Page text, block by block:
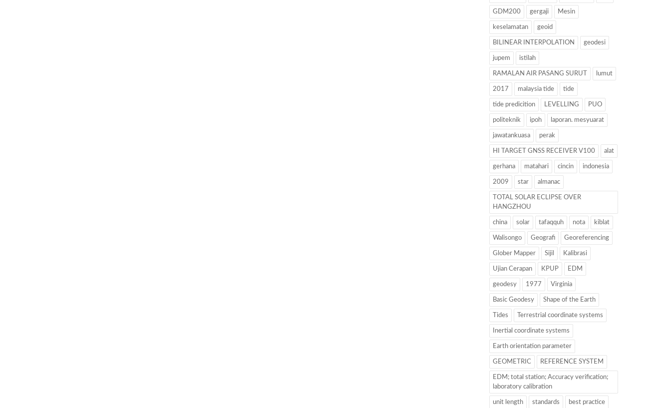
GDM200 gergaji Mesin
keselamatan geoid
BILINEAR INTERPOLATION geodesi
jupem istilah
RAMALAN AIR PASANG SURUT lumut
2017 malaysia tide tide
tide predicition LEVELLING PUO
politeknik ipoh laporan. mesyuarat
jawatankuasa perak
HI TARGET GNSS RECEIVER V100 alat
gerhana matahari cincin indonesia
2009 star almanac
TOTAL SOLAR ECLIPSE OVER
HANGZHOU
china solar tafaqquh nota kiblat
Walisongo Geografi Georeferencing
Glober Mapper Sijil Kalibrasi
Ujian Cerapan KPUP EDM
geodesy 1977 Virginia
Basic Geodesy Shape of the Earth
Tides Terrestrial coordinate systems
Inertial coordinate systems
Earth orientation parameter
GEOMETRIC REFERENCE SYSTEM
EDM; total station; Accuracy verification;
laboratory calibration
unit length standards best practice